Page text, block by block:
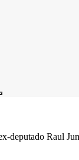
deputado Raul